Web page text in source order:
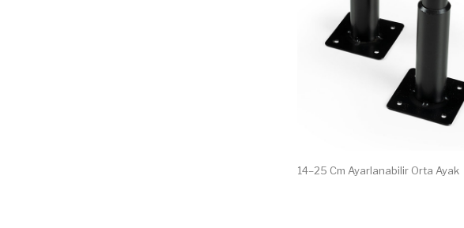
14–25 Cm Ayarlanabilir Orta Ayak